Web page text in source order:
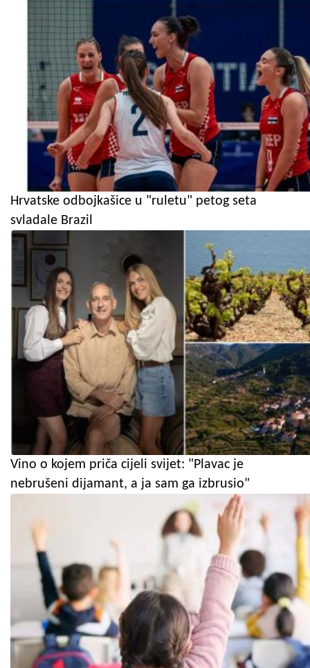
Hrvatske odbojkašice u "ruletu" petog seta
svladale Brazil
Vino o kojem priča cijeli svijet: "Plavac je
nebrušeni dijamant, a ja sam ga izbrusio"